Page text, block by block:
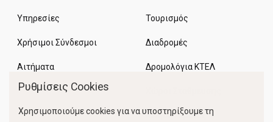
Υπηρεσίες
Χρήσιμοι Σύνδεσμοι
Αιτήματα
Τουρισμός
Διαδρομές
Δρομολόγια ΚΤΕΛ
Κίνηση Λιμένος
Ρυθμίσεις Cookies
Χρησιμοποιούμε cookies για να υποστηρίξουμε τη